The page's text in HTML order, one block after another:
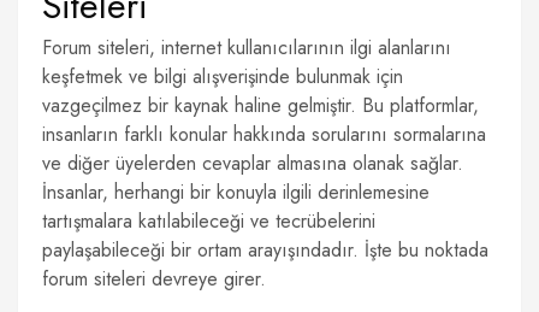
Forum siteleri, internet kullanıcılarının ilgi alanlarını
keşfetmek ve bilgi alışverişinde bulunmak için
vazgeçilmez bir kaynak haline gelmiştir. Bu platformlar,
insanların farklı konular hakkında sorularını sormalarına
ve diğer üyelerden cevaplar almasına olanak sağlar.
İnsanlar, herhangi bir konuyla ilgili derinlemesine
tartışmalara katılabileceği ve tecrübelerini
paylaşabileceği bir ortam arayışındadır. İşte bu noktada
forum siteleri devreye girer.